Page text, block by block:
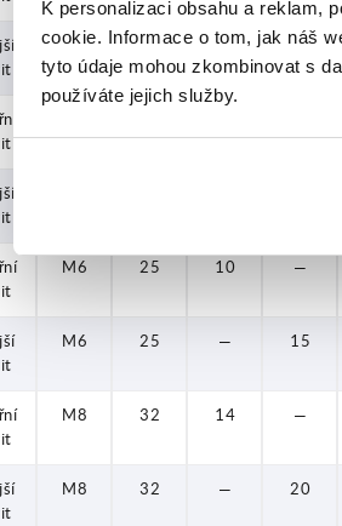
K personalizaci obsahu a reklam,
cookie. Informace o tom, jak náš
tyto údaje mohou zkombinovat s
používáte jejich služby.
M6 25 — 15
M6 25 10 —
M6 25 — 15
M8 32 14 —
M8 32 — 20